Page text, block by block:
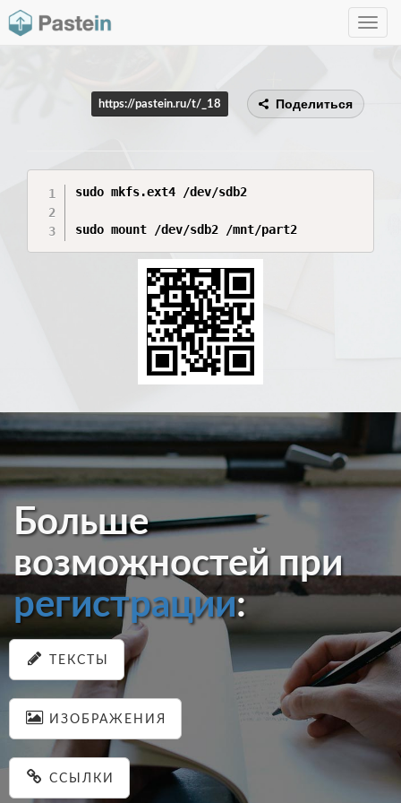
Toggle
https://pastein.ru/t/_18 Поделиться
sudo mkfs.ext4 /dev/sdb2
sudo mount /dev/sdb2 /mnt/part2
Больше
возможностей при
регистрации:
ТЕКСТЫ
ИЗОБРАЖЕНИЯ
ССЫЛКИ